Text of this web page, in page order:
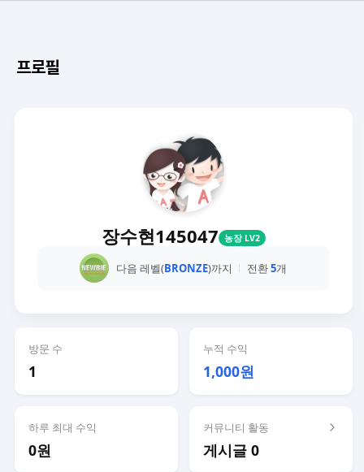
프로필
장수현145047 농장 LV2
다음 레벨(BRONZE)까지 전환5개
방문 수
1
누적 수익
1,000원
하루 최대 수익
0원
커뮤니티 활동
게시글 0